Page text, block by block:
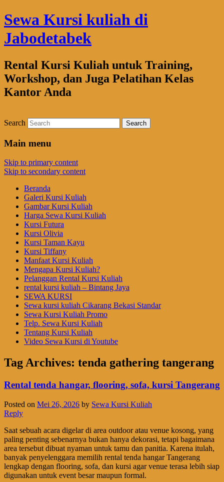
Sewa Kursi kuliah di
Jabodetabek
Rental Kursi Kuliah untuk Training,
Workshop, dan Juga Pelatihan Kelas
Kantor Anda
Search
Main menu
Skip to primary content
Skip to secondary content
Beranda
Galeri Kursi Kuliah
Gambar Kursi Kuliah
Harga Sewa Kursi Kuliah
Kursi Futura
Kursi Olivia
Kursi Taman Kayu
Kursi Tiffany
Manfaat Kursi Kuliah
Mengapa Kursi Kuliah?
Pelanggan Rental Kursi Kuliah
rental kursi kuliah – Bintang Jaya
SEWA KURSI
Sewa kursi kuliah Cikarang Bekasi Standar
Sewa Kursi Kuliah Promo
Telp. Sewa Kursi Kuliah
Tentang Kursi Kuliah
Video Sewa Kursi di Youtube
Tag Archives: tenda gathering tangerang
Rental tenda hangar, flooring, sofa, kursi Tangerang
Posted on Mei 26, 2026 by Sewa Kursi Kuliah
Reply
Saat sebuah acara digelar di area outdoor atau venue kosong, yang
paling penting sebenarnya bukan hanya dekorasi, tetapi bagaimana
area tersebut dibuat nyaman untuk tamu dan panitia. Karena itulah,
banyak penyelenggara memilih rental tenda hangar Tangerang
lengkap dengan flooring, sofa, dan kursi agar venue terasa lebih siap
digunakan untuk event besar maupun formal.